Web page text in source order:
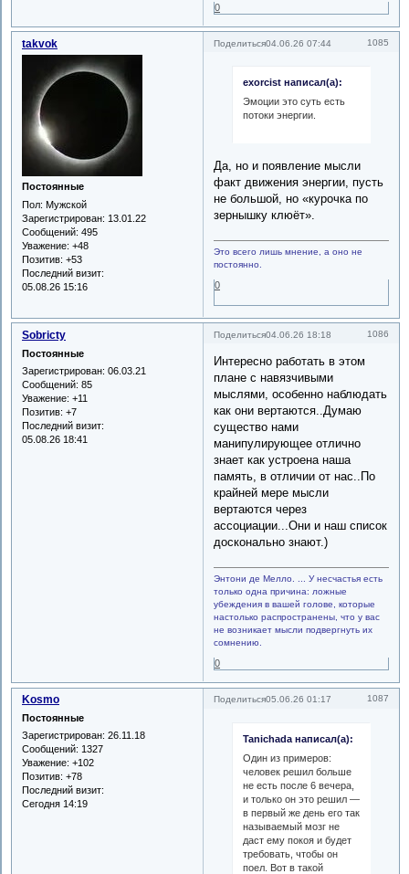
0
Поделиться 1085
04.06.26 07:44
takvok
Постоянные
Пол: Мужской
Зарегистрирован: 13.01.22
Сообщений: 495
Уважение: +48
Позитив: +53
Последний визит:
05.08.26 15:16
exorcist написал(а):
Эмоции это суть есть
потоки энергии.
Да, но и появление мысли
факт движения энергии, пусть
не большой, но «курочка по
зернышку клюёт».
Это всего лишь мнение, а оно не
постоянно.
0
Поделиться 1086
04.06.26 18:18
Sobricty
Постоянные
Зарегистрирован: 06.03.21
Сообщений: 85
Уважение: +11
Позитив: +7
Последний визит:
05.08.26 18:41
Интересно работать в этом
плане с навязчивыми
мыслями, особенно наблюдать
как они вертаются..Думаю
существо нами
манипулирующее отлично
знает как устроена наша
память, в отличии от нас..По
крайней мере мысли
вертаются через
ассоциации...Они и наш список
досконально знают.)
Энтони де Мелло. ... У несчастья есть
только одна причина: ложные
убеждения в вашей голове, которые
настолько распространены, что у вас
не возникает мысли подвергнуть их
сомнению.
0
Поделиться 1087
05.06.26 01:17
Kosmo
Постоянные
Зарегистрирован: 26.11.18
Сообщений: 1327
Уважение: +102
Позитив: +78
Последний визит:
Сегодня 14:19
Tanichada написал(а):
Один из примеров:
человек решил больше
не есть после 6 вечера,
и только он это решил —
в первый же день его так
называемый мозг не
даст ему покоя и будет
требовать, чтобы он
поел. Вот в такой